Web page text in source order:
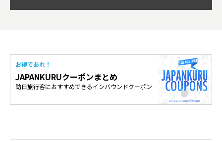
お得であれ！
JAPANKURUクーポンまとめ
訪日旅行客におすすめできるインバウンドクーポン